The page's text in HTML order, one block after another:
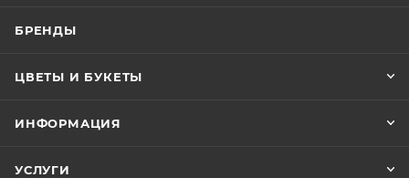
БРЕНДЫ
ЦВЕТЫ И БУКЕТЫ
ИНФОРМАЦИЯ
УСЛУГИ